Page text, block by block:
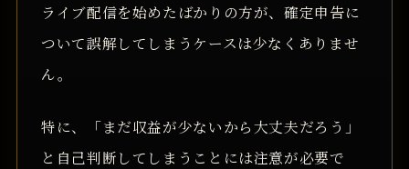
ライブ配信を始めたばかりの方が、確定申告に
ついて誤解してしまうケースは少なくありませ
ん。
特に、「まだ収益が少ないから大丈夫だろう」
と自己判断してしまうことには注意が必要で